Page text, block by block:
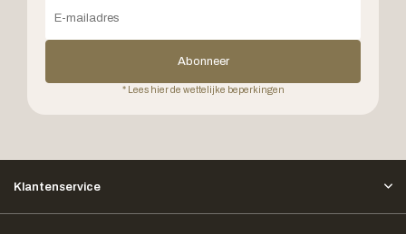
Abonneer
* Lees hier de wettelijke beperkingen
Klantenservice